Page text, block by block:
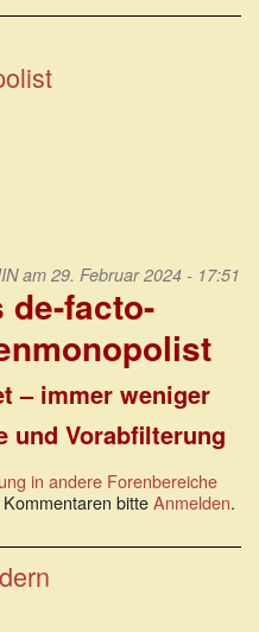
am 29. Februar 2024 - 17:51
de-facto-
– immer weniger
und Vorabfilterung
in andere Forenbereiche
bitteAnmelden.